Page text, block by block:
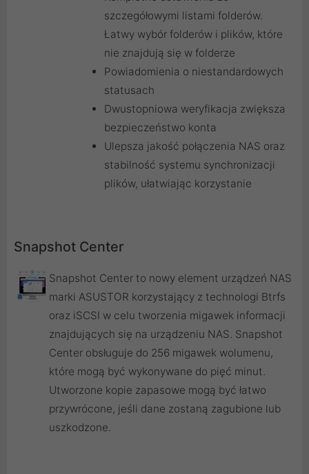
szczegółowymi listami folderów.
Łatwy wybór folderów i plików, które
nie znajdują się w folderze
Powiadomienia o niestandardowych
statusach
Dwustopniowa weryfikacja zwiększa
bezpieczeństwo konta
Ulepsza jakość połączenia NAS oraz
stabilność systemu synchronizacji
plików, ułatwiając korzystanie
Snapshot Center
Snapshot Center to nowy element urządzeń NAS
marki ASUSTOR korzystający z technologi Btrfs
oraz iSCSI w celu tworzenia migawek informacji
znajdujących się na urządzeniu NAS. Snapshot
Center obsługuje do 256 migawek wolumenu,
które mogą być wykonywane do pięć minut.
Utworzone kopie zapasowe mogą być łatwo
przywrócone, jeśli dane zostaną zagubione lub
uszkodzone.